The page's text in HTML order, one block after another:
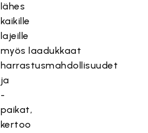
lähes
kaikille
lajeille
myös laadukkaat
harrastusmahdollisuudet
ja
-
paikat,
kertoo